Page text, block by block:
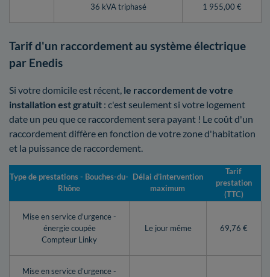
36 kVA triphasé 1 955,00 €
Tarif d'un raccordement au système électrique
par Enedis
Si votre domicile est récent, le raccordement de votre
installation est gratuit : c'est seulement si votre logement
date un peu que ce raccordement sera payant ! Le coût d'un
raccordement diffère en fonction de votre zone d'habitation
et la puissance de raccordement.
Type de prestations - Bouches-du-
Rhône
Délai d’intervention
maximum
Tarif
prestation
(TTC)
Mise en service d'urgence -
énergie coupée
Compteur Linky
Le jour même 69,76 €
Mise en service d’urgence -